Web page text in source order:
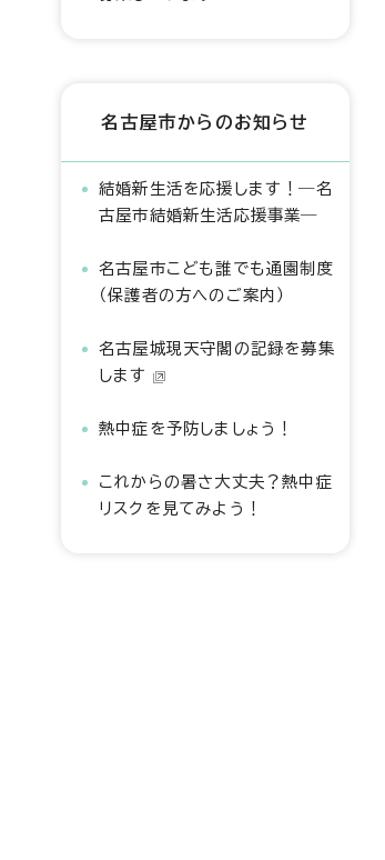
名古屋市からのお知らせ
結婚新生活を応援します！―名
古屋市結婚新生活応援事業―
名古屋市こども誰でも通園制度
（保護者の方へのご案内）
名古屋城現天守閣の記録を募集
します
熱中症を予防しましょう！
これからの暑さ大丈夫？熱中症
リスクを見てみよう！